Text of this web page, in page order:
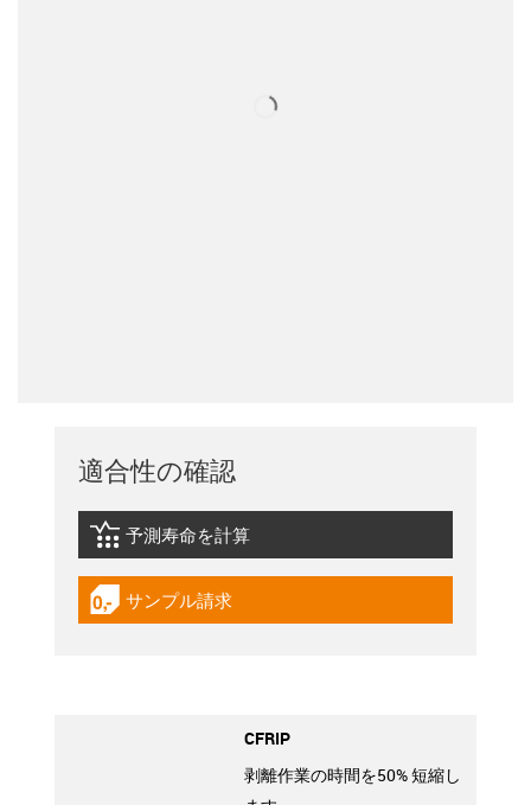
適合性の確認
igus-icon-lebensdauerrechner
予測寿命を計算
igus-icon-gratismuster
サンプル請求
CFRIP
剥離作業の時間を50% 短縮し